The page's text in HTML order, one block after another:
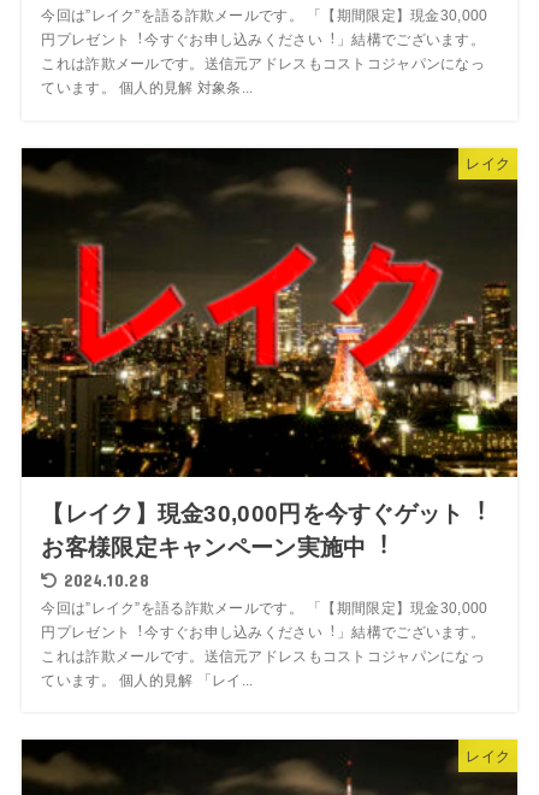
今回は”レイク”を語る詐欺メールです。 「【期間限定】現⾦30,000
円プレゼント︕今すぐお申し込みください︕」結構でございます。
これは詐欺メールです。送信元アドレスもコストコジャパンになっ
ています。 個人的見解 対象条...
レイク
【レイク】現⾦30,000円を今すぐゲット︕
お客様限定キャンペーン実施中︕
2024.10.28
今回は”レイク”を語る詐欺メールです。 「【期間限定】現⾦30,000
円プレゼント︕今すぐお申し込みください︕」結構でございます。
これは詐欺メールです。送信元アドレスもコストコジャパンになっ
ています。 個人的見解 「レイ...
レイク